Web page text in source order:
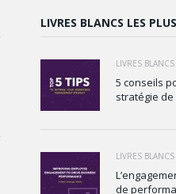
LIVRES BLANCS LES
LIVRES
5 conseils
stratégie
LIVRES
de